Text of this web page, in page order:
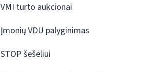
VMI turto aukcionai
Įmonių VDU palyginimas
STOP šešėliui